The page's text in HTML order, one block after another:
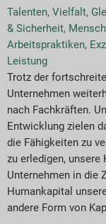
Talenten, Vielfalt,
& Sicherheit,
Arbeitspraktiken,
Leistung
Trotz der
Unternehmen
nach Fachkräften.
Entwicklung zielen
die Fähigkeiten zu
zu erledigen, unsere
Unternehmen in die
Humankapital
andere Form von